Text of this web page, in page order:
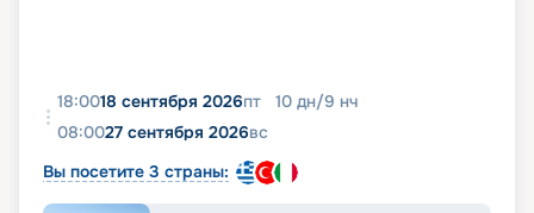
18:0018 сентября 2026пт 10 дн/9 нч
08:0027 сентября 2026вс
Вы посетите 3 страны: